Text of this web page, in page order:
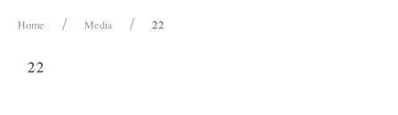
Home Media 22
22